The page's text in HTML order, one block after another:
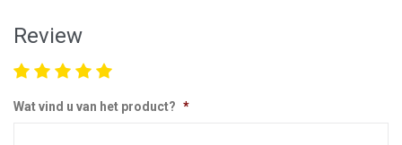
Review
Wat vind u van het product? *